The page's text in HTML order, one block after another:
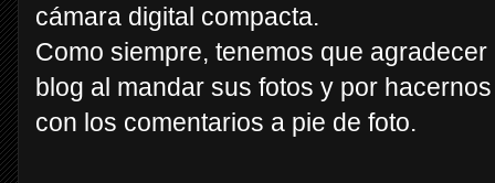
cámara digital compacta.
Como siempre, tenemos que
blog al mandar sus fotos y por
con los comentarios a pie de foto.